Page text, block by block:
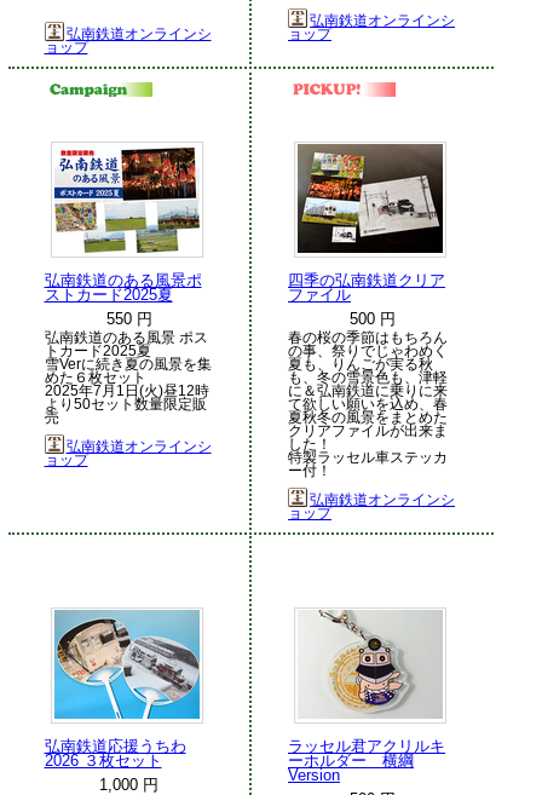
弘南鉄道オンラインシ
ョップ
弘南鉄道オンラインシ
ョップ
弘南鉄道のある風景ポ
ストカード2025夏
550 円
弘南鉄道のある風景 ポス
トカード2025夏
雪Verに続き夏の風景を集
めた６枚セット
2025年7月1日(火)昼12時
より50セット数量限定販
売
弘南鉄道オンラインシ
ョップ
四季の弘南鉄道クリア
ファイル
500 円
春の桜の季節はもちろん
の事、祭りでじゃわめく
夏も、りんごが実る秋
も、冬の雪景色も、津軽
に＆弘南鉄道に乗りに来
て欲しい願いを込め、春
夏秋冬の風景をまとめた
クリアファイルが出来ま
した！
特製ラッセル車ステッカ
ー付！
弘南鉄道オンラインシ
ョップ
弘南鉄道応援うちわ
2026 ３枚セット
1,000 円
ラッセル君アクリルキ
ーホルダー 横綱
Version